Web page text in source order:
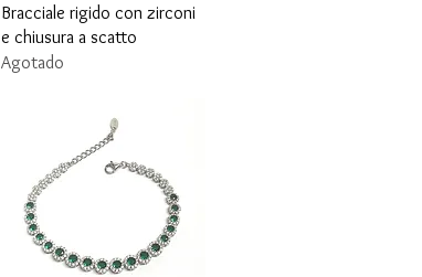
Vista rápida
Bracciale rigido con zirconi
e chiusura a scatto
Agotado